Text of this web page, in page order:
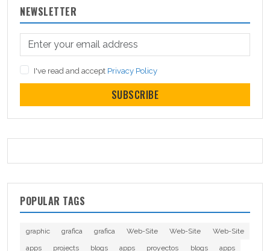
NEWSLETTER
I've read and accept Privacy Policy
SUBSCRIBE
POPULAR TAGS
graphic grafica grafica Web-Site Web-Site
Web-Site
apps
projects blogs apps proyectos blogs
apps